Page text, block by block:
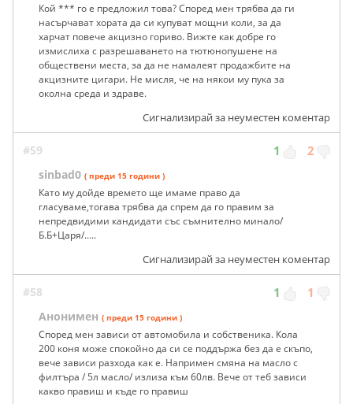
Кой *** го е предложил това? Според мен трябва да ги
насърчават хората да си купуват мощни коли, за да
харчат повече акцизно гориво. Вижте как добре го
измислиха с разрешаването на тютюнопушене на
обществени места, за да не намалеят продажбите на
акцизните цигари. Не мисля, че на някои му пука за
околна среда и здраве.
Сигнализирай за неуместен коментар
#59 1 2
sinbad0 ( преди 15 години )
Като му дойде времето ще имаме право да
гласуваме,тогава трябва да спрем да го правим за
непредвидими кандидати със съмнително минало/
Б.Б+Царя/.....
Сигнализирай за неуместен коментар
#58 1 1
Анонимен ( преди 15 години )
Според мен зависи от автомобила и собственика. Кола
200 коня може спокойно да си се поддържа без да е скъпо,
вече зависи разхода как е. Напримен смяна на масло с
филтъра / 5л масло/ излиза към 60лв. Вече от теб зависи
какво правиш и къде го правиш